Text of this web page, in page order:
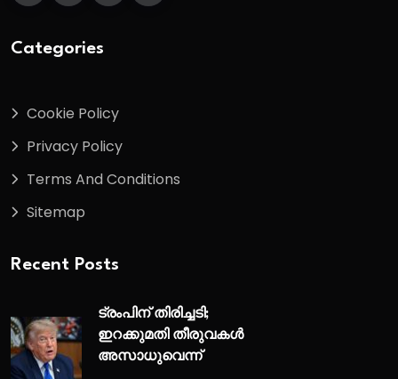
Categories
Cookie Policy
Privacy Policy
Terms And Conditions
Sitemap
Recent Posts
ട്രംപിന് തിരിച്ചടി;
ഇറക്കുമതി തീരുവകൾ
അസാധുവെന്ന്